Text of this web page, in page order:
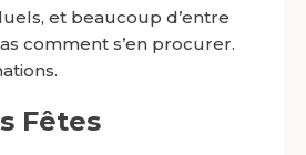
et beaucoup d’entre
comment s’en procurer.
Fêtes